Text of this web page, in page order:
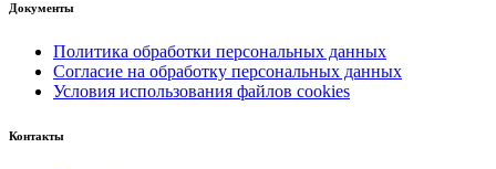
Документы
Политика обработки персональных данных
Согласие на обработку персональных данных
Условия использования файлов cookies
Контакты